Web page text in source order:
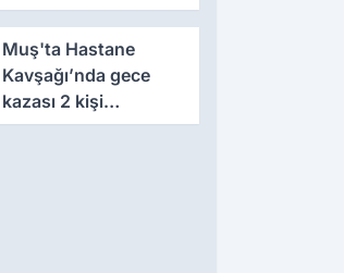
atıldı
Muş'ta Hastane
Kavşağı’nda gece
kazası 2 kişi
yaralandı